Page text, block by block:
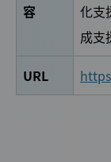
容
化支
成支
URL